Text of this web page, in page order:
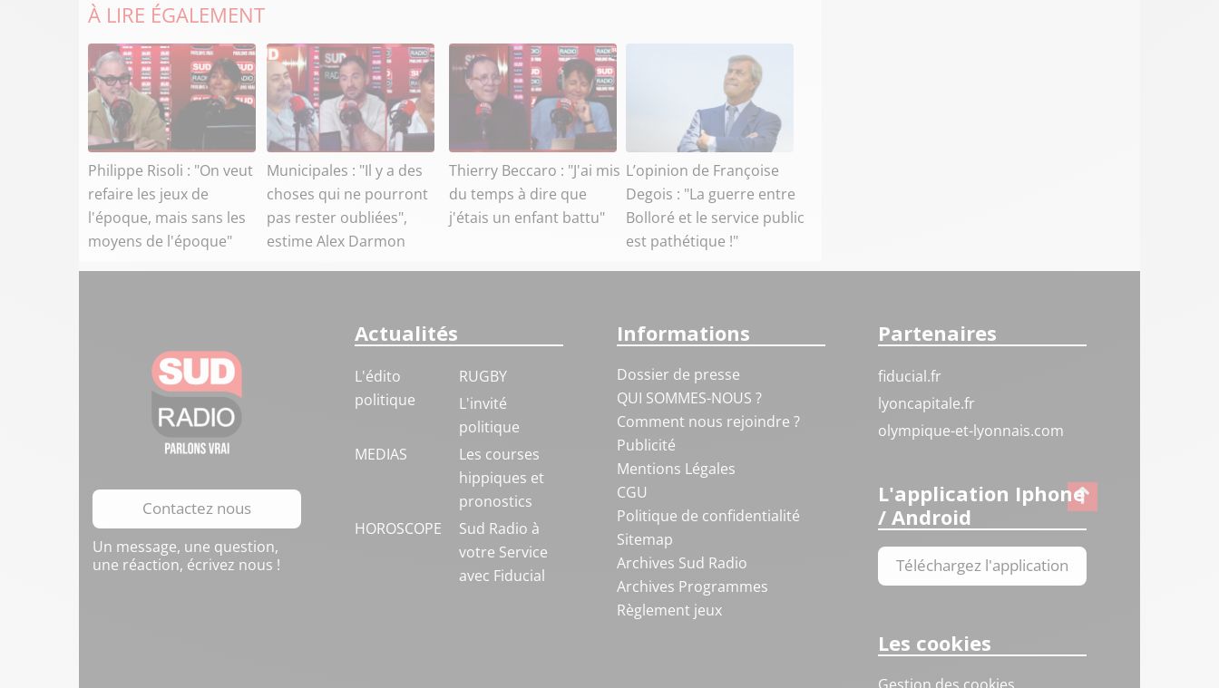
À LIRE ÉGALEMENT
Philippe Risoli : "On veut
refaire les jeux de
l'époque, mais sans les
moyens de l'époque"
Municipales : "Il y a des
choses qui ne pourront
pas rester oubliées",
estime Alex Darmon
Thierry Beccaro : "J'ai mis
du temps à dire que
j'étais un enfant battu"
L’opinion de Françoise
Degois : "La guerre entre
Bolloré et le service public
est pathétique !"
Contactez nous
Un message, une question,
une réaction, écrivez nous !
Actualités
L'édito
politique
RUGBY
L'invité
politique
MEDIAS
Les courses
hippiques et
pronostics
HOROSCOPE
Sud Radio à
votre Service
avec Fiducial
Informations
Dossier de presse
QUI SOMMES-NOUS ?
Comment nous rejoindre ?
Publicité
Mentions Légales
CGU
Politique de confidentialité
Sitemap
Archives Sud Radio
Archives Programmes
Règlement jeux
Partenaires
fiducial.fr
lyoncapitale.fr
olympique-et-lyonnais.com
L'application Iphone
/ Android
Téléchargez l'application
Les cookies